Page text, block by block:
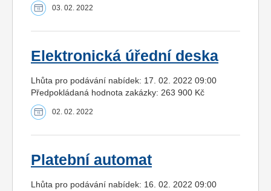
03. 02. 2022
Elektronická úřední deska
Lhůta pro podávání nabídek: 17. 02. 2022 09:00
Předpokládaná hodnota zakázky: 263 900 Kč
02. 02. 2022
Platební automat
Lhůta pro podávání nabídek: 16. 02. 2022 09:00